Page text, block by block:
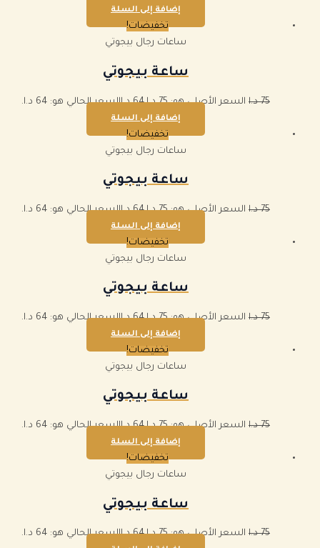
إضافة إلى السلة
تخفيضات!
ساعات رجال بيجوتي
ساعة بيجوتي
السعر الأصلي هو: 75 د.ا. 64 د.االسعر الحالي هو: 64 د.ا.
إضافة إلى السلة
تخفيضات!
ساعات رجال بيجوتي
ساعة بيجوتي
السعر الأصلي هو: 75 د.ا. 64 د.االسعر الحالي هو: 64 د.ا.
إضافة إلى السلة
تخفيضات!
ساعات رجال بيجوتي
ساعة بيجوتي
السعر الأصلي هو: 75 د.ا. 64 د.االسعر الحالي هو: 64 د.ا.
إضافة إلى السلة
تخفيضات!
ساعات رجال بيجوتي
ساعة بيجوتي
السعر الأصلي هو: 75 د.ا. 64 د.االسعر الحالي هو: 64 د.ا.
إضافة إلى السلة
تخفيضات!
ساعات رجال بيجوتي
ساعة بيجوتي
السعر الأصلي هو: 75 د.ا. 64 د.االسعر الحالي هو: 64 د.ا.